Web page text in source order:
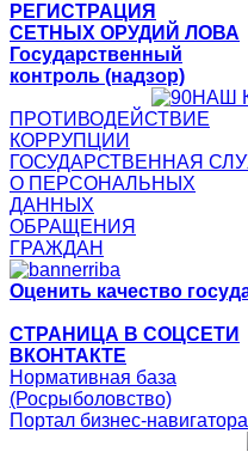
РЕГИСТРАЦИЯ
СЕТНЫХ ОРУДИЙ ЛОВА
Государственный
контроль (надзор)
НАШ
ПРОТИВОДЕЙСТВИЕ
КОРРУПЦИИ
ГОСУДАРСТВЕННАЯ
О ПЕРСОНАЛЬНЫХ
ДАННЫХ
ОБРАЩЕНИЯ
ГРАЖДАН
Оценить качество
СТРАНИЦА В СОЦСЕТИ
ВКОНТАКТЕ
Нормативная база
(Росрыболовство)
Портал бизнес-